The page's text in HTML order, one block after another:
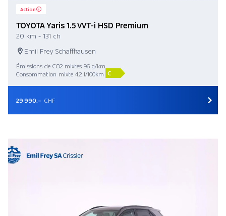
Action
TOYOTA Yaris 1.5 VVT-i HSD Premium
20 km - 131 ch
Emil Frey Schaffhausen
Émissions de CO2 mixtes 96 g/km
Consommation mixte 4.2 l/100km C
29 990.– CHF